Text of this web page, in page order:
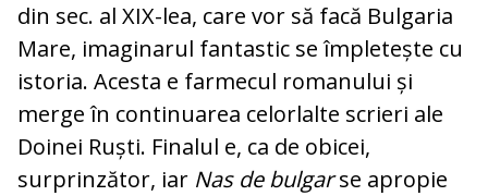
din sec. al XIX-lea, care vor să facă Bulgaria
Mare, imaginarul fantastic se împletește cu
istoria. Acesta e farmecul romanului și
merge în continuarea celorlalte scrieri ale
Doinei Ruști. Finalul e, ca de obicei,
surprinzător, iar Nas de bulgarse apropie